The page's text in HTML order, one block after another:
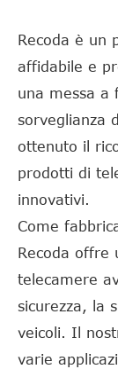
Recoda è un
affidabile e
una messa a
sorveglianza
ottenuto il
prodotti di
innovativi.
Come
Recoda offre
telecamere
sicurezza, la
veicoli. Il
varie